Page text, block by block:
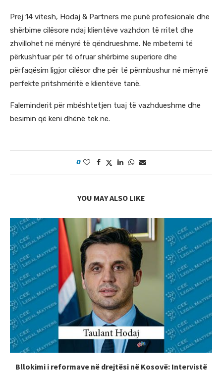
Prej 14 vitesh, Hodaj & Partners me punë profesionale dhe
shërbime cilësore ndaj klientëve vazhdon të rritet dhe
zhvillohet në mënyrë të qëndrueshme. Ne mbetemi të
përkushtuar për të ofruar shërbime superiore dhe
përfaqësim ligjor cilësor dhe për të përmbushur në mënyrë
perfekte pritshmëritë e klientëve tanë.
Faleminderit për mbështetjen tuaj të vazhdueshme dhe
besimin që keni dhënë tek ne.
0
YOU MAY ALSO LIKE
Bllokimi i reformave në drejtësi në Kosovë: Intervistë